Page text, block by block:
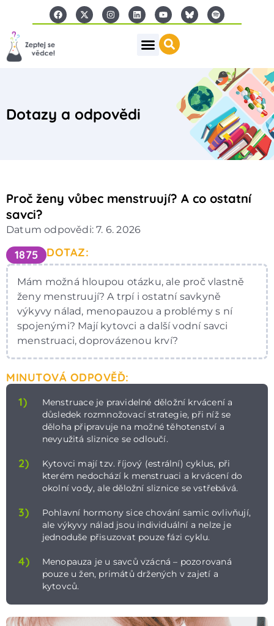
Dotazy a odpovědi
Proč ženy vůbec menstruují? A co ostatní
savci?
Datum odpovědi: 7. 6. 2026
1875 DOTAZ:
Mám možná hloupou otázku, ale proč vlastně
ženy menstruují? A trpí i ostatní savkyně
výkyvy nálad, menopauzou a problémy s ní
spojenými? Mají kytovci a další vodní savci
menstruaci, doprovázenou krví?
MINUTOVÁ ODPOVĚĎ:
1)
Menstruace je pravidelné děložní krvácení a
důsledek rozmnožovací strategie, při níž se
děloha připravuje na možné těhotenství a
nevyužitá sliznice se odloučí.
2)
Kytovci mají tzv. říjový (estrální) cyklus, při
kterém nedochází k menstruaci a krvácení do
okolní vody, ale děložní sliznice se vstřebává.
3)
Pohlavní hormony sice chování samic ovlivňují,
ale výkyvy nálad jsou individuální a nelze je
jednoduše přisuzovat pouze fázi cyklu.
4)
Menopauza je u savců vzácná – pozorovaná
pouze u žen, primátů držených v zajetí a
kytovců.